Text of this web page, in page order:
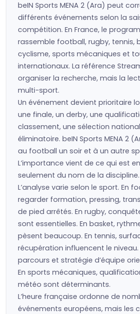
beIN Sports MENA 2 (Ara) peut
différents événements selon la
compétition. En France, le
rassemble football, rugby, tennis,
cyclisme, sports mécaniques et
internationaux. La référence
organiser la recherche, mais la
multi-sport.
Un événement devient prioritaire
une finale, un derby, une
classement, une sélection
éliminatoire. beIN Sports MENA 2
au football un soir et à un autre
L’importance vient de ce qui est
seulement du nom de la discipline.
L’analyse varie selon le sport. En
regarder formation, pressing,
de pied arrêtés. En rugby,
sont essentielles. En basket,
pèsent beaucoup. En tennis,
récupération influencent le niveau.
parcours et stratégie d’équipe
En sports mécaniques,
météo sont déterminants.
L’heure française ordonne de
événements européens, mais les